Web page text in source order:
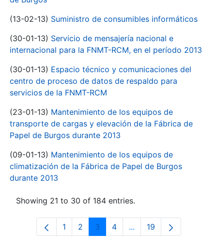
(13-02-13) Suministro de consumibles informáticos
(30-01-13) Servicio de mensajería nacional e
internacional para la FNMT-RCM, en el período 2013
(30-01-13) Espacio técnico y comunicaciones del
centro de proceso de datos de respaldo para
servicios de la FNMT-RCM
(23-01-13) Mantenimiento de los equipos de
transporte de cargas y elevación de la Fábrica de
Papel de Burgos durante 2013
(09-01-13) Mantenimiento de los equipos de
climatización de la Fábrica de Papel de Burgos
durante 2013
Showing 21 to 30 of 184 entries.
Page
1 Page
2 Page
3 Page
4 ...Intermediate Pages
Page
19